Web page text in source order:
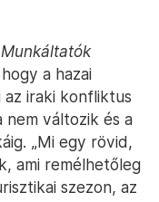
a hazai
iraki konfliktus
nem változik és a
„Mi egy rövid,
ami remélhetőleg
szezon, az